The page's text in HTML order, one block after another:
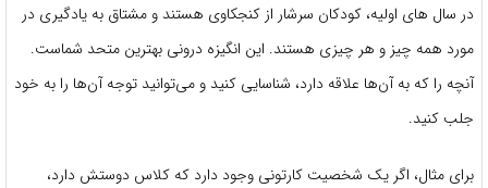
در سال های اولیه، کودکان سرشار از کنجکاوی هستند و مشتاق به یادگیری در
مورد همه چیز و هر چیزی هستند. این انگیزه درونی بهترین متحد شماست.
آنچه را که به آن‌ها علاقه دارد، شناسایی کنید و می‌توانید توجه آن‌ها را به خود
جلب کنید.
برای مثال، اگر یک شخصیت کارتونی وجود دارد که کلاس دوستش دارد،